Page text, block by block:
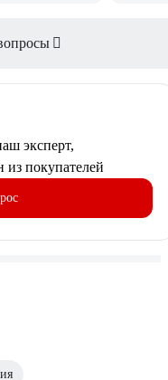
эксперт,
из покупателей